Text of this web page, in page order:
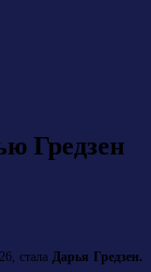
Гредзен
сталаДарья Гредзен.